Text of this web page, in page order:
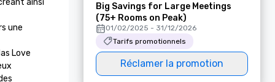
ainsi
une
Love
Big Savings for Large Meetings
(75+ Rooms on Peak)
01/02/2025 - 31/12/2026
Tarifs promotionnels
Réclamer la promotion